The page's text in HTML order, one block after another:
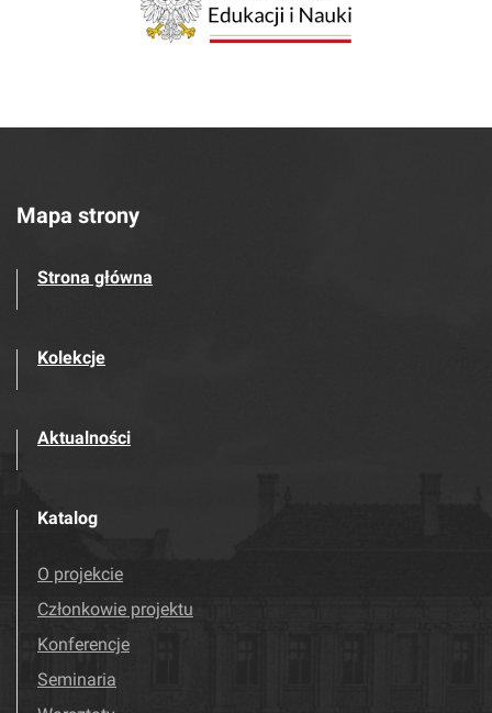
Mapa strony
Strona główna
Kolekcje
Aktualności
Katalog
O projekcie
Członkowie projektu
Konferencje
Seminaria